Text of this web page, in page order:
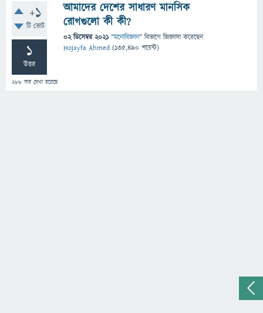
+1
টি ভোট
1
উত্তর
288 বার দেখা হয়েছে
আমাদের দেশের সাধারণ মানসিক
রোগগুলো কী কী?
02 ডিসেম্বর 2021 "মনোবিজ্ঞান" বিভাগে জিজ্ঞাসাকরেছেন
Hojayfa Ahmed (135,490 পয়েন্ট)